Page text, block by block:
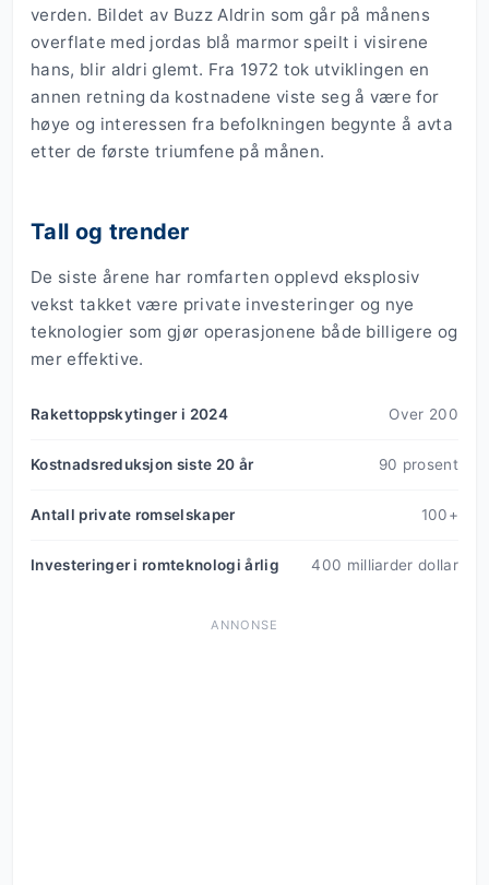
verden. Bildet av Buzz Aldrin som går på månens
overflate med jordas blå marmor speilt i visirene
hans, blir aldri glemt. Fra 1972 tok utviklingen en
annen retning da kostnadene viste seg å være for
høye og interessen fra befolkningen begynte å avta
etter de første triumfene på månen.
Tall og trender
De siste årene har romfarten opplevd eksplosiv
vekst takket være private investeringer og nye
teknologier som gjør operasjonene både billigere og
mer effektive.
Rakettoppskytinger i 2024 Over 200
Kostnadsreduksjon siste 20 år 90 prosent
Antall private romselskaper 100+
Investeringer i romteknologi årlig 400 milliarder dollar
ANNONSE